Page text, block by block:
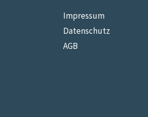
Impressum
Datenschutz
AGB